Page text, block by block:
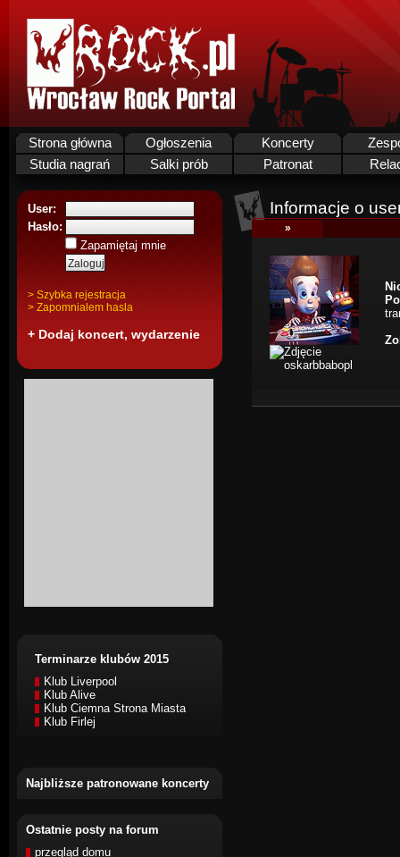
Strona główna Ogłoszenia Koncerty
Studia nagrań
Salki prób Patronat
User:
Hasło:
Zapamiętaj mnie
> Szybka rejestracja
> Zapomnialem hasla
+ Dodaj koncert, wydarzenie
Terminarze klubów 2015
Klub Liverpool
Klub Alive
Klub Ciemna Strona Miasta
Klub Firlej
Najbliższe patronowane koncerty
Ostatnie posty na forum
przegląd domu
Informacje o
»